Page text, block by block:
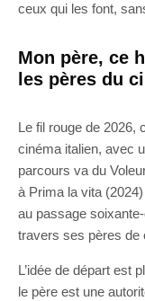
ceux qui les font,
Mon père, ce
les pères du
Le fil rouge de 2026,
cinéma italien, avec
parcours va du
à Prima la vita
au passage
travers ses pères de
L’idée de départ est
le père est une